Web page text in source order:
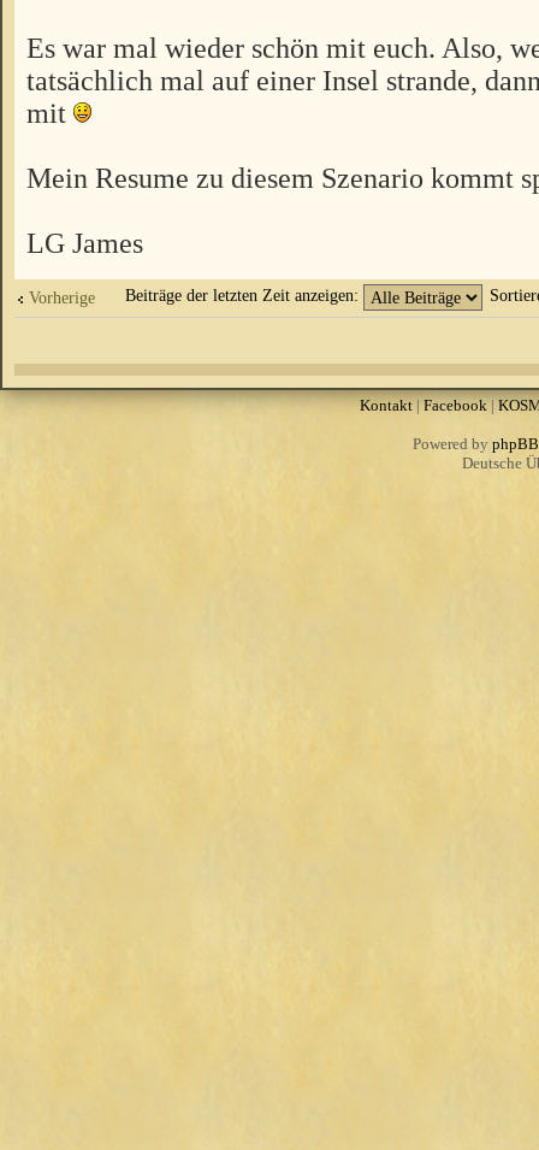
Es war mal wieder schön mit euch. Also,
tatsächlich mal auf einer Insel strande,
mit
Mein Resume zu diesem Szenario kommt
LG James
Vorherige Beiträge der letzten Zeit anzeigen:
Kontakt|Facebook|
Powered by phpBB
Deutsche